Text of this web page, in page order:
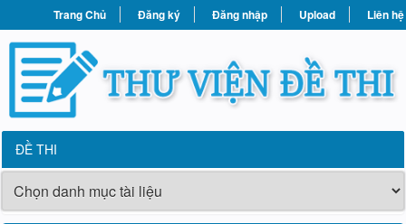
Trang Chủ Đăng ký Đăng nhập Upload Liên hệ
ĐỀ THI